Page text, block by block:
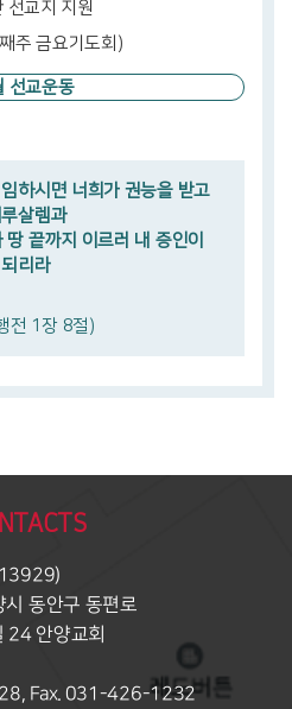
선교지 지원
주 금요기도회)
선교운동
하시면 너희가 권능을 받고
살렘과
끝까지 이르러 내 증인이
되리라
전 1장 8절)
시 동안구 동편로
24 안양교회
Fax. 031-426-1232